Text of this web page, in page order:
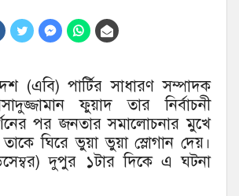
(এবি) পার্টির সাধারণ সম্পাদক
ফুয়াদ তার নির্বাচনী
পর জনতার সমালোচনার মুখে
ঘিরে ভুয়া ভুয়া স্লোগান দেয়।
দুপুর ১টার দিকে এ ঘটনা